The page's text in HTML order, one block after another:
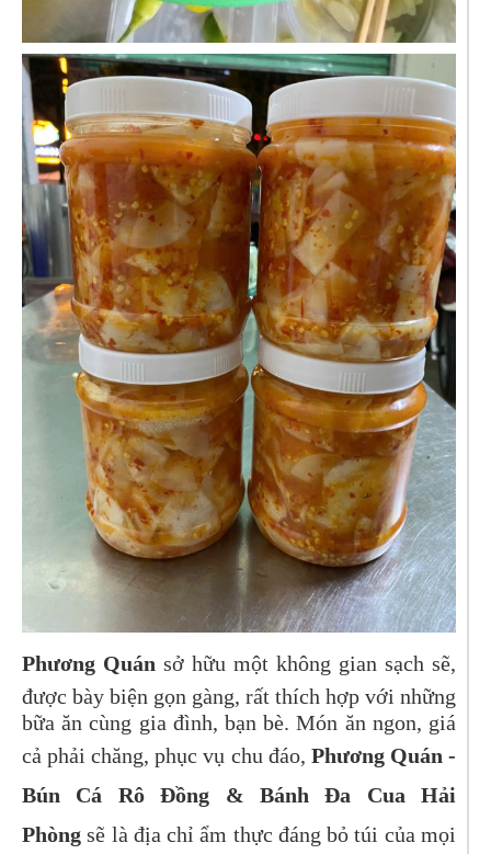
Phương Quán sở hữu một không gian sạch sẽ,
được bày biện gọn gàng, rất thích hợp với những
bữa ăn cùng gia đình, bạn bè. Món ăn ngon, giá
cả phải chăng, phục vụ chu đáo, Phương Quán -
Bún Cá Rô Đồng & Bánh Đa Cua Hải
Phòng sẽ là địa chỉ ẩm thực đáng bỏ túi của mọi